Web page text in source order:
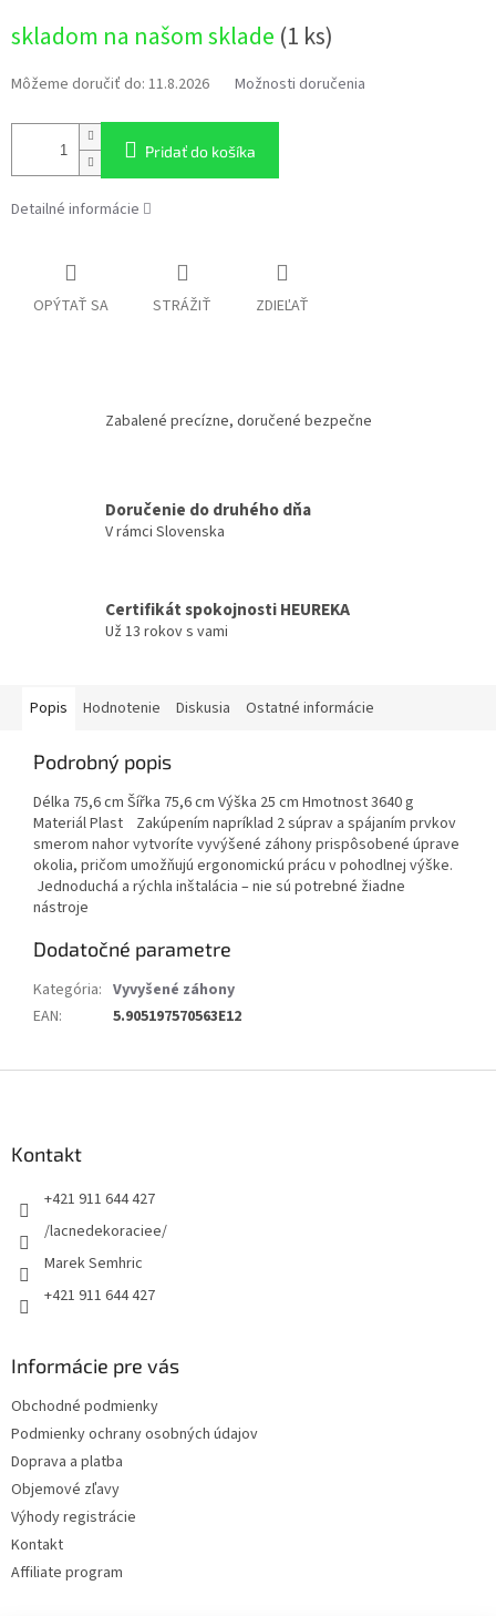
cena:
skladom na našom sklade (1 ks)
Môžeme doručiť do: 11.8.2026 Možnosti doručenia
Pridať do košíka
Detailné informácie
OPÝTAŤ SA STRÁŽIŤ ZDIEĽAŤ
Zabalené precízne, doručené bezpečne
Doručenie do druhého dňa
V rámci Slovenska
Certifikát spokojnosti HEUREKA
Už 13 rokov s vami
Popis Hodnotenie Diskusia Ostatné informácie
Podrobný popis
Délka 75,6 cm Šířka 75,6 cm Výška 25 cm Hmotnost 3640 g
Materiál Plast Zakúpením napríklad 2 súprav a spájaním prvkov
smerom nahor vytvoríte vyvýšené záhony prispôsobené úprave
okolia, pričom umožňujú ergonomickú prácu v pohodlnej výške.
Jednoduchá a rýchla inštalácia – nie sú potrebné žiadne
nástroje
Dodatočné parametre
Kategória: Vyvyšené záhony
EAN: 5.905197570563E12
Kontakt
+421 911 644 427
/lacnedekoraciee/
Marek Semhric
+421 911 644 427
Informácie pre vás
Obchodné podmienky
Podmienky ochrany osobných údajov
Doprava a platba
Objemové zľavy
Výhody registrácie
Kontakt
Affiliate program